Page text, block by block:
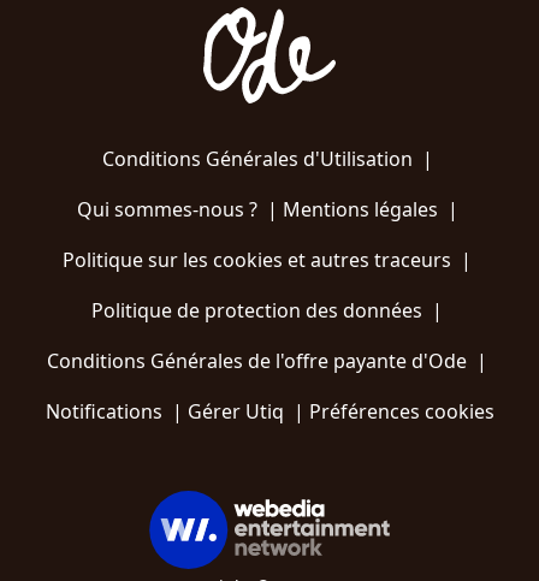
Conditions Générales d'Utilisation |
Qui sommes-nous ?| Mentions légales |
Politique sur les cookies et autres traceurs |
Politique de protection des données |
Conditions Générales de l'offre payante d'Ode |
Notifications | Gérer Utiq | Préférences cookies